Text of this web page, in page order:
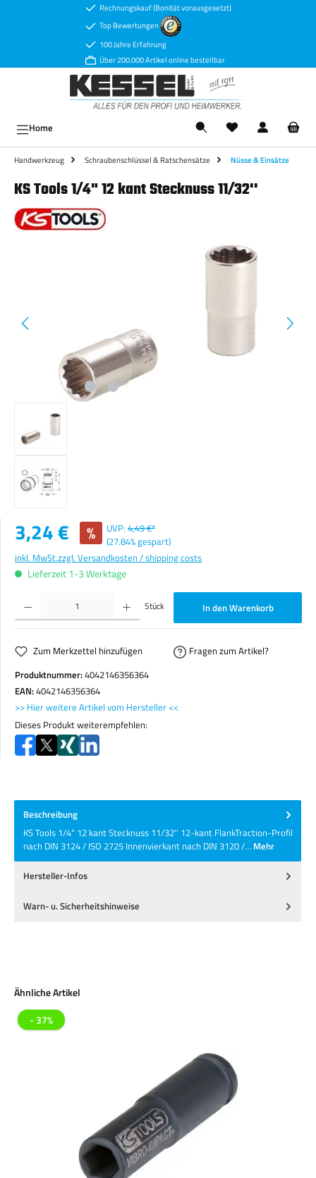
Zum Hauptinhalt springenRechnungskauf (Bonität vorausgesetzt)
Top Bewertungen
100 Jahre Erfahrung
Über 200.000 Artikel online bestellbar
Home
Handwerkzeug Schraubenschlüssel & Ratschensätze Nüsse & Einsätze
KS Tools 1/4" 12 kant Stecknuss 11/32''
Verkaufspreis:
3,24 € % UVP: 4,49 €*
(27.84% gespart)
inkl. MwSt.zzgl. Versandkosten / shipping costs
Lieferzeit 1-3 Werktage
Produkt Anzahl: Gib den gewünschten Wert ein oder benutze die Schaltflächen um die Anzahl zu
Stück In den Warenkorb
Zum Merkzettel hinzufügen
Fragen zum Artikel?
Produktnummer:4042146356364
EAN:4042146356364
>> Hier weitere Artikel vom Hersteller <<
Dieses Produkt weiterempfehlen:
Beschreibung
KS Tools 1/4" 12 kant Stecknuss 11/32'' 12-kant FlankTraction-Profil
nach DIN 3124 / ISO 2725 Innenvierkant nach DIN 3120 /… Mehr
Hersteller-Infos
Warn- u. Sicherheitshinweise
Produktgalerie überspringen
Ähnliche Artikel
- 37%